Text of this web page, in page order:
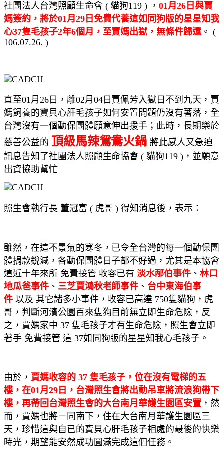
社團法人台灣照顧生命會 ( 貓狗119 ) ， 01月26日與賈
媽簽約，將於01月29日免費代養這如同狗版的星星知我
心37隻毛孩子2年6個月，至賈媽出獄，無條件歸還 。 (
106.07.26. )
直至01月26日，離02月04日賈佩芳入獄日不到九天，賈
媽飼養的寶貝心肝毛孩子如何安置問題仍沒有著落，全
台灣沒有一個動保團體願意伸出援手；此時，長期樂於
慈善公益的 頂級馬辣鴛鴦火鍋 將此感人又急迫
訊息告知了社團法人照顧生命協會 ( 貓狗119 )，並願意
出資協助幫忙
照生會執行長 董冠富 ( 虎哥 ) 得知消息後，表示：
雖然，在這不景氣的寒冬，已令全台灣的每一個動保團
體捐款銳減，各動保團體日子都不好過，尤其是本協會
這近十年來所 免費接管 收容已有 淡水邴伯事件 、 林口
地瓜爸事件 、 三芝賈鴻秋老師事件 、 台中東海伯事
件 以及 其它諸多小事件，收容已高達 750隻貓狗，虎
哥，判斷河濱公園百來隻狗目前無立即生命危險，反
之，賈媽家中 37 隻毛孩子才有生命危險，照生會立即
著手 免費接管 這 37如同狗版的星星知我心毛孩子。
由於， 賈媽收容的 37 隻毛孩子，位在沒有電梯的五
樓，在01月29日，台灣照生會將出動吊車將流浪狗帶下
樓，再帶回台灣照生會的大台南月華護生園區安置 ，然
而，賈媽也將－同南下，住在大台南月華護生園區三
天，珍惜這與自已的寶貝心肝毛孩子相處的最後的快樂
時光，期望能安然成功圓滿完成這個任務。